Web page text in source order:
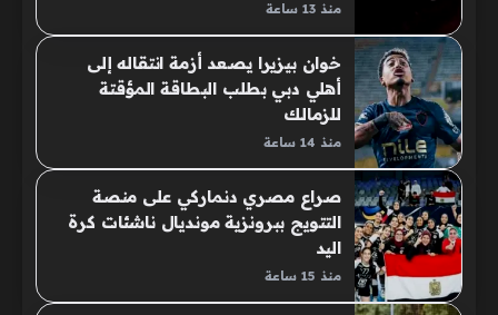
منذ 13 ساعة
خوان بيزيرا يصعد أزمة انتقاله إلى
أهلي دبي بطلب البطاقة المؤقتة
للزمالك
منذ 14 ساعة
صراع مصري دنماركي على منصة
التتويج ببرونزية مونديال ناشئات كرة
اليد
منذ 15 ساعة